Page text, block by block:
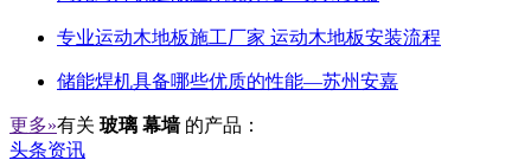
专业运动木地板施工厂家 运动木地板安装流程
储能焊机具备哪些优质的性能—苏州安嘉
更多»有关 玻璃 幕墙 的产品：
头条资讯